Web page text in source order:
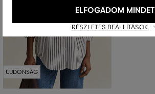
ÚJDONSÁG
RÉSZLETES BEÁLLÍTÁSOK
ELFOGADOM MINDET